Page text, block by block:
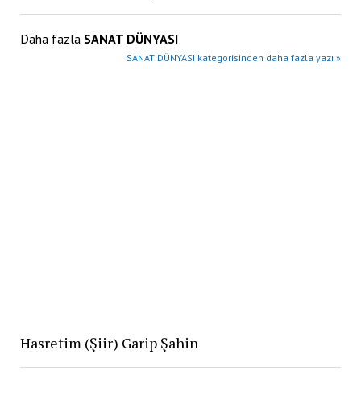
Daha fazla SANAT DÜNYASI
SANAT DÜNYASI kategorisinden daha fazla yazı »
Hasretim (Şiir) Garip Şahin